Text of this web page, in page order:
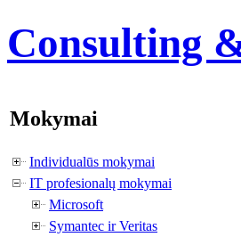
Consulting
Mokymai
Individualūs mokymai
IT profesionalų mokymai
Microsoft
Symantec ir Veritas